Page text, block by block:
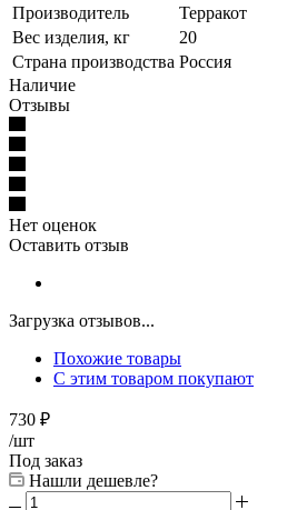
Производитель
Терракот
Вес изделия, кг
20
Страна производства Россия
Наличие
Отзывы
Нет оценок
Оставить отзыв
Загрузка отзывов...
Похожие товары
С этим товаром покупают
730 ₽
/шт
Под заказ
Нашли дешевле?